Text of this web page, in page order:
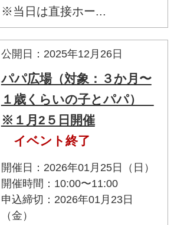
※当日は直接ホー...
公開日：2025年12月26日
パパ広場（対象：３か月〜
１歳くらいの子とパパ）
※１月2５日開催
イベント終了
開催日：2026年01月25日（日）
開催時間：10:00〜11:00
申込締切：2026年01月23日
（金）